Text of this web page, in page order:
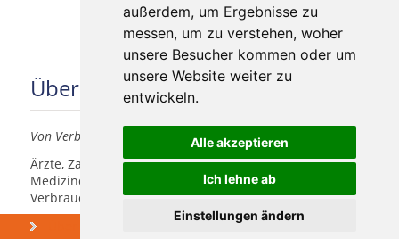
außerdem, um Ergebnisse zu
messen, um zu verstehen, woher
unsere Besucher kommen oder um
unsere Website weiter zu
entwickeln.
Alle akzeptieren
Ich lehne ab
Einstellungen ändern
Über uns
Von Verbrauchern für Verbraucher
Ärzte, Zahnärzte, Akustiker und andere
Medizindienstleister haben hier die Möglichkeit, sich
Verbrauchern vorzustellen.
Praxismarketing